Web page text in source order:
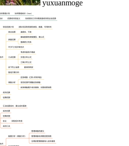
yuxuanmoge